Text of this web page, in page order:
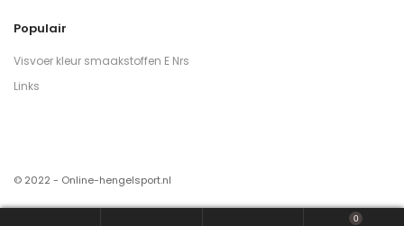
Populair
Visvoer kleur smaakstoffen E Nrs
Links
© 2022 - Online-hengelsport.nl
0